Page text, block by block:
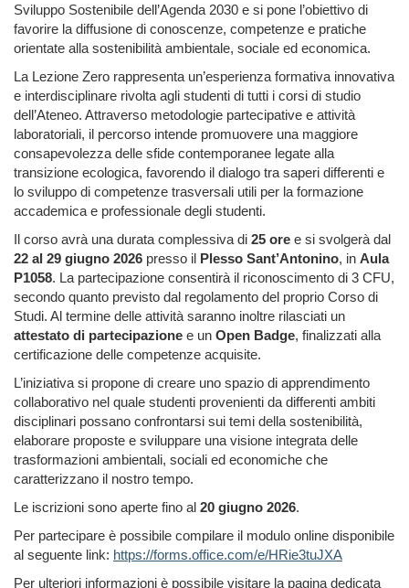
Sviluppo Sostenibile dell’Agenda 2030 e si pone l’obiettivo di
favorire la diffusione di conoscenze, competenze e pratiche
orientate alla sostenibilità ambientale, sociale ed economica.
La Lezione Zero rappresenta un’esperienza formativa innovativa
e interdisciplinare rivolta agli studenti di tutti i corsi di studio
dell’Ateneo. Attraverso metodologie partecipative e attività
laboratoriali, il percorso intende promuovere una maggiore
consapevolezza delle sfide contemporanee legate alla
transizione ecologica, favorendo il dialogo tra saperi differenti e
lo sviluppo di competenze trasversali utili per la formazione
accademica e professionale degli studenti.
Il corso avrà una durata complessiva di 25 ore e si svolgerà dal
22 al 29 giugno 2026 presso il Plesso Sant’Antonino, in Aula
P1058. La partecipazione consentirà il riconoscimento di 3 CFU,
secondo quanto previsto dal regolamento del proprio Corso di
Studi. Al termine delle attività saranno inoltre rilasciati un
attestato di partecipazione e un Open Badge, finalizzati alla
certificazione delle competenze acquisite.
L’iniziativa si propone di creare uno spazio di apprendimento
collaborativo nel quale studenti provenienti da differenti ambiti
disciplinari possano confrontarsi sui temi della sostenibilità,
elaborare proposte e sviluppare una visione integrata delle
trasformazioni ambientali, sociali ed economiche che
caratterizzano il nostro tempo.
Le iscrizioni sono aperte fino al 20 giugno 2026.
Per partecipare è possibile compilare il modulo online disponibile
al seguente link: https://forms.office.com/e/HRie3tuJXA
Per ulteriori informazioni è possibile visitare la pagina dedicata